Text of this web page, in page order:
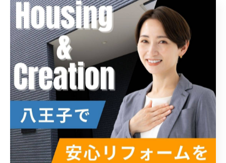
関連タグ
#工務店 #雨漏り
#水栓交換
#リノベーション
#八王子
#リフォーム
#水回り
#間取り変更
#外壁塗装
#バリアフリー
#解体工事
#店舗
#マンション